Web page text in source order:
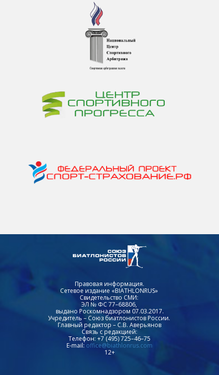
Правовая информация.
Сетевое издание «BIATHLONRUS»
Свидетельство СМИ:
ЭЛ № ФС 77–68806,
выдано Роскомнадзором 07.03.2017.
Учредитель – Союз биатлонистов России.
Главный редактор – С.В. Аверьянов
Связь с редакцией:
Телефон: +7 (495) 725–46–75
E-mail: office@biathlonrus.com
12+